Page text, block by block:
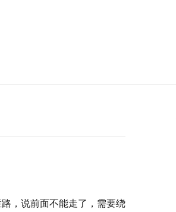
，说前面不能走了，需要绕